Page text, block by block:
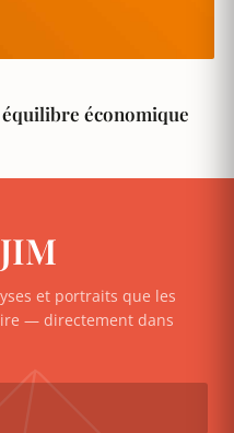
économique
et portraits que les
— directement dans